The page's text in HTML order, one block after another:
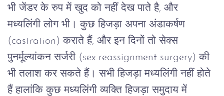
भी जेंडर के रुप में खुद को नहीं देख पाते है, और
मध्यलिंगी लोग भी। कुछ हिजड़ा अपना अंडाकर्षण
(castration) कराते हैं, और इन दिनों तो सेक्स
पुनर्मूल्यांकन सर्जरी (sex reassignment surgery) की
भी तलाश कर सकते हैं। सभी हिजड़ा मध्यलिंगी नहीं होते
हैं हालांकि कुछ मध्यलिंगी व्यक्ति हिजड़ा समुदाय में